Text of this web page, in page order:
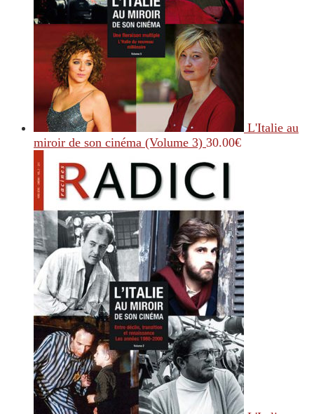
L'Italie au
miroir de son cinéma (Volume 3) 30.00€